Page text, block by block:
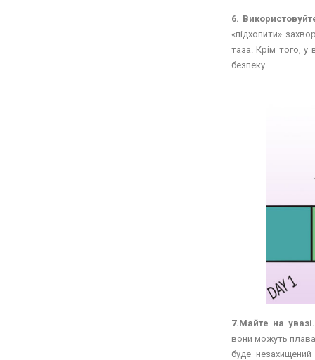
6.
«підхопити»
таза. Крім того, у
безпеку.
7.Майте на
вони можуть
буде